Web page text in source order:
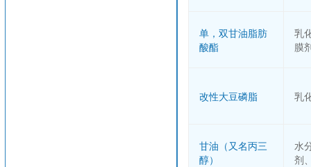
单，双甘油脂肪
酸酯
乳
膜
改性大豆磷脂 乳
甘油（又名丙三
醇）
水
剂